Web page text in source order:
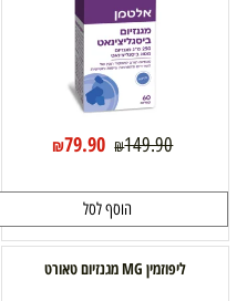
₪149.90
₪79.90
הוסף לסל
ליפוזמין MG מגנזיום טאורט